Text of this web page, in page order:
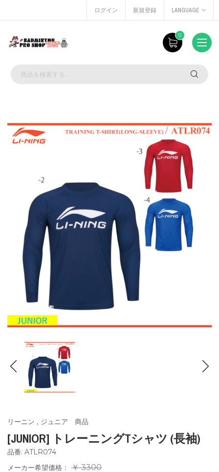
ログイン 新規登録 LANGUAGE
0
リーニン , ジュニア 商品
[JUNIOR] トレーニングTシャツ (長袖)
品番: ATLR074
メーカー希望価格：
￥ 3300